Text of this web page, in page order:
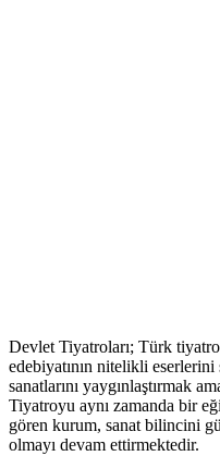
Devlet Tiyatroları; Türk
edebiyatının nitelikli
sanatlarını yaygınlaştırmak
Tiyatroyu aynı zamanda bir
gören kurum, sanat bilincini
olmayı devam ettirmektedir.